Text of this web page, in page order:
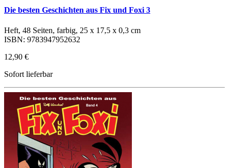
Die besten Geschichten aus Fix und Foxi 3
Heft, 48 Seiten, farbig, 25 x 17,5 x 0,3 cm
ISBN: 9783947952632
12,90 €
Sofort lieferbar